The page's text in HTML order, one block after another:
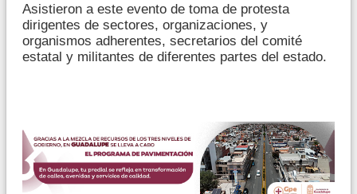
Asistieron a este evento de toma de protesta
dirigentes de sectores, organizaciones, y
organismos adherentes, secretarios del comité
estatal y militantes de diferentes partes del estado.